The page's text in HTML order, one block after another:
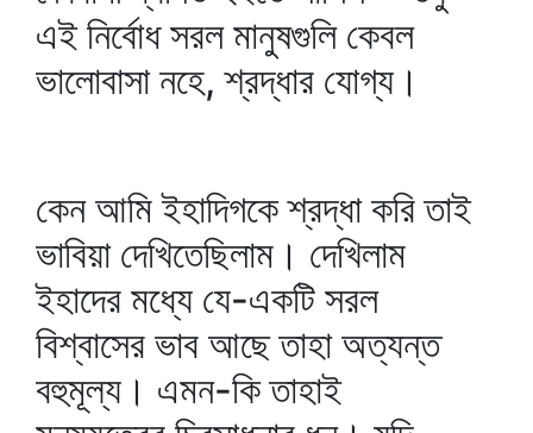
এই নির্বোধ সরল মানুষগুলি কেবল
ভালোবাসা নহে, শ্রদ্ধার যোগ্য।
কেন আমি ইহাদিগকে শ্রদ্ধা করি তাই
ভাবিয়া দেখিতেছিলাম। দেখিলাম
ইহাদের মধ্যে যে-একটি সরল
বিশ্বাসের ভাব আছে তাহা অত্যন্ত
বহুমূল্য। এমন-কি তাহাই